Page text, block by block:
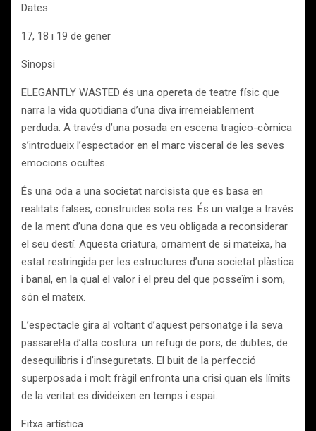
Dates
17, 18 i 19 de gener
Sinopsi
ELEGANTLY WASTED és una opereta de teatre físic que
narra la vida quotidiana d’una diva irremeiablement
perduda. A través d’una posada en escena tragico-còmica
s’introdueix l’espectador en el marc visceral de les seves
emocions ocultes.
És una oda a una societat narcisista que es basa en
realitats falses, construïdes sota res. És un viatge a través
de la ment d’una dona que es veu obligada a reconsiderar
el seu destí. Aquesta criatura, ornament de si mateixa, ha
estat restringida per les estructures d’una societat plàstica
i banal, en la qual el valor i el preu del que posseïm i som,
són el mateix.
L’espectacle gira al voltant d’aquest personatge i la seva
passarel·la d’alta costura: un refugi de pors, de dubtes, de
desequilibris i d’inseguretats. El buit de la perfecció
superposada i molt fràgil enfronta una crisi quan els límits
de la veritat es divideixen en temps i espai.
Fitxa artística